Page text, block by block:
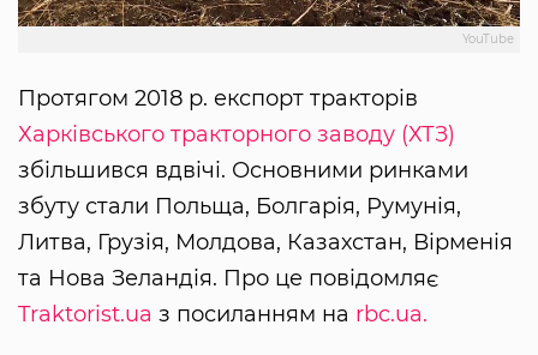
YouTube
Протягом 2018 р. експорт тракторів
Харківського тракторного заводу (ХТЗ)
збільшився вдвічі. Основними ринками
збуту стали Польща, Болгарія, Румунія,
Литва, Грузія, Молдова, Казахстан, Вірменія
та Нова Зеландія. Про це повідомляє
Traktorist.ua з посиланням на rbc.ua.